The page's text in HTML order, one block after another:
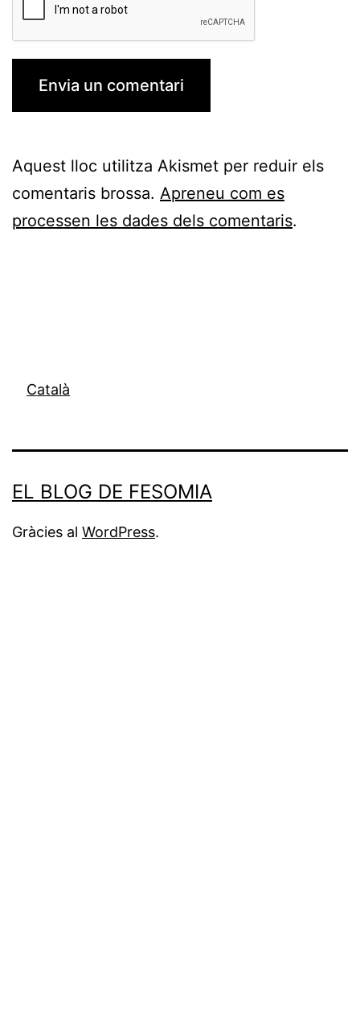
Aquest lloc utilitza Akismet per reduir els
comentaris brossa. Apreneu com es
processen les dades dels comentaris.
Català
EL BLOG DE FESOMIA
Gràcies al WordPress.